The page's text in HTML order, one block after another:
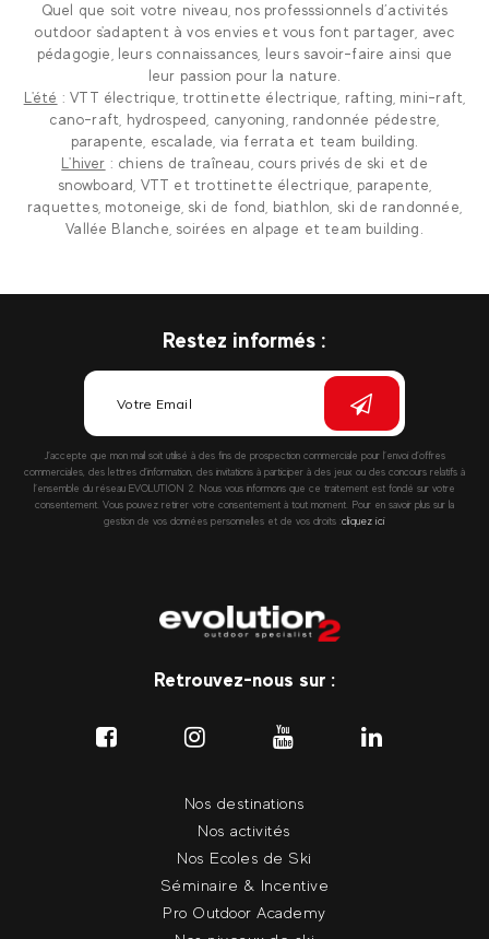
Quel que soit votre niveau, nos professsionnels d’activités
outdoor s'adaptent à vos envies et vous font partager, avec
pédagogie, leurs connaissances, leurs savoir-faire ainsi que
leur passion pour la nature.
L'été : VTT électrique, trottinette électrique, rafting, mini-raft,
cano-raft, hydrospeed, canyoning, randonnée pédestre,
parapente, escalade, via ferrata et team building.
L'hiver : chiens de traîneau, cours privés de ski et de
snowboard, VTT et trottinette électrique, parapente,
raquettes, motoneige, ski de fond, biathlon, ski de randonnée,
Vallée Blanche, soirées en alpage et team building.
Restez informés :
J’accepte que mon mail soit utilisé à des fins de prospection commerciale pour l’envoi d’offres
commerciales, des lettres d’information, des invitations à participer à des jeux ou des concours relatifs à
l’ensemble du réseau EVOLUTION 2. Nous vous informons que ce traitement est fondé sur votre
consentement. Vous pouvez retirer votre consentement à tout moment. Pour en savoir plus sur la
gestion de vos données personnelles et de vos droits :cliquez ici
Retrouvez-nous sur :
Nos destinations
Nos activités
Nos Ecoles de Ski
Séminaire & Incentive
Pro Outdoor Academy